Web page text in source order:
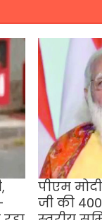
पीएम
जी की